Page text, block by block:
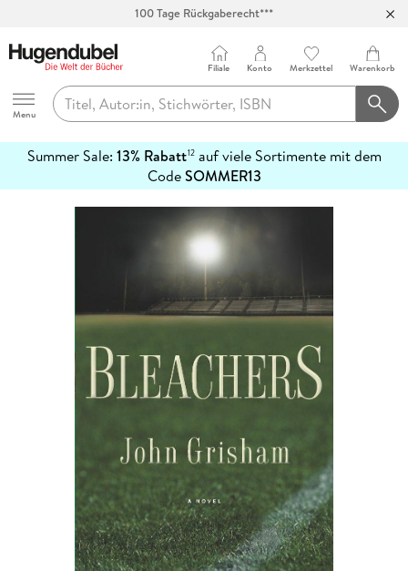
Abholung in über 100 Filialen
Hugendubel
Menu
Filiale Konto Merkzettel Warenkorb
Summer Sale: 13% Rabatt12auf viele Sortimente mit dem
CodeSOMMER13
erfahren